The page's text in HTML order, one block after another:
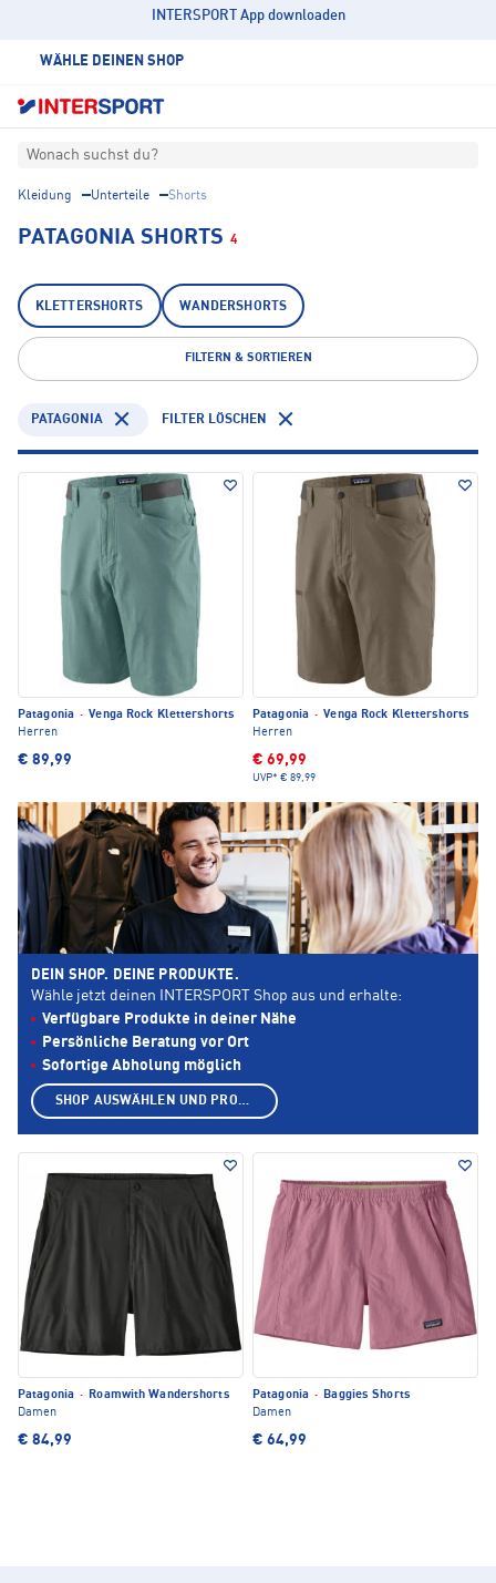
INTERSPORT App downloaden
WÄHLE DEINEN SHOP
Wonach suchst du?
Kleidung Unterteile Shorts
PATAGONIA SHORTS 4
KLETTERSHORTS WANDERSHORTS
FILTERN & SORTIEREN
PATAGONIA FILTER LÖSCHEN
Patagonia · Venga Rock Klettershorts
Herren
€ 89,99
Patagonia · Venga Rock Klettershorts
Herren
€ 69,99
UVP* € 89,99
Patagonia · Roamwith Wandershorts
Damen
€ 84,99
Patagonia · Baggies Shorts
Damen
€ 64,99
DEIN SHOP. DEINE PRODUKTE.
Wähle jetzt deinen INTERSPORT Shop aus und erhalte:
Verfügbare Produkte in deiner Nähe
Persönliche Beratung vor Ort
Sofortige Abholung möglich
SHOP AUSWÄHLEN UND PRODUKTE ANZEIGEN